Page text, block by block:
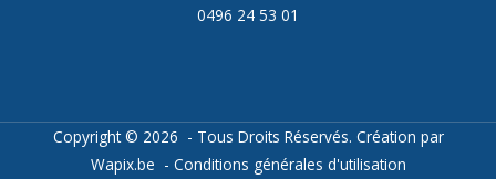
0496 24 53 01
Copyright © 2026 - Tous Droits Réservés. Création par
Wapix.be - Conditions générales d'utilisation